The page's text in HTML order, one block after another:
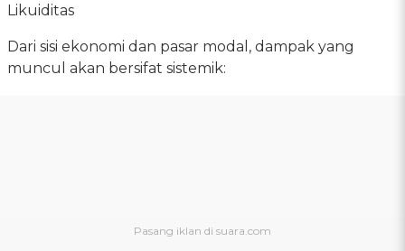
Likuiditas
Dari sisi ekonomi dan pasar modal, dampak yang
muncul akan bersifat sistemik: